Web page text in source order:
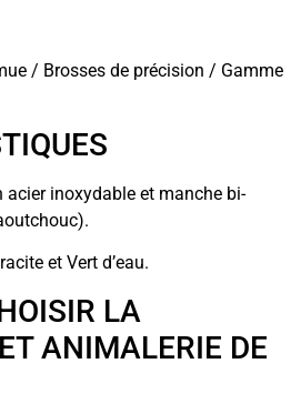
/ Brosses de précision / Gamme
acier inoxydable et manche bi-
et Vert d’eau.
LA
ANIMALERIE DE